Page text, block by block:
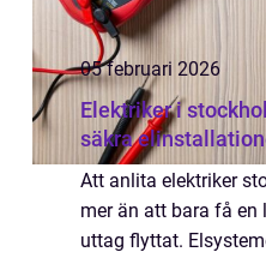
05 februari 2026
Elektriker i stockholm smarta
säkra
Att anlita elektriker
mer än att bara få
uttag flyttat.